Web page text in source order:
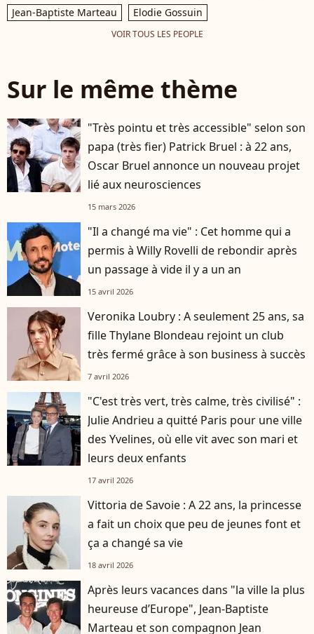
Jean-Baptiste Marteau
Elodie Gossuin
VOIR TOUS LES PEOPLE
Sur le même thème
"Très pointu et très accessible" selon son
papa (très fier) Patrick Bruel : à 22 ans,
Oscar Bruel annonce un nouveau projet
lié aux neurosciences
15 mars 2026
"Il a changé ma vie" : Cet homme qui a
permis à Willy Rovelli de rebondir après
un passage à vide il y a un an
15 avril 2026
Veronika Loubry : A seulement 25 ans, sa
fille Thylane Blondeau rejoint un club
très fermé grâce à son business à succès
7 avril 2026
"C'est très vert, très calme, très civilisé" :
Julie Andrieu a quitté Paris pour une ville
des Yvelines, où elle vit avec son mari et
leurs deux enfants
17 avril 2026
Vittoria de Savoie : A 22 ans, la princesse
a fait un choix que peu de jeunes font et
ça a changé sa vie
18 avril 2026
Après leurs vacances dans "la ville la plus
heureuse d’Europe", Jean-Baptiste
Marteau et son compagnon Jean